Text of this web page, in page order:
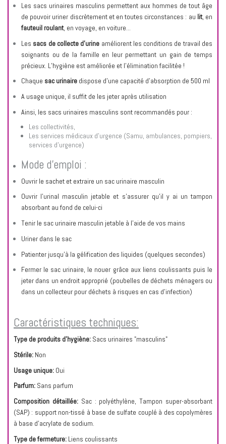
Les sacs urinaires masculins permettent aux hommes de tout âge
de pouvoir uriner discrètement et en toutes circonstances : au lit, en
fauteuil roulant, en voyage, en voiture...
Les sacs de collecte d’urine améliorent les conditions de travail des
soignants ou de la famille en leur permettant un gain de temps
précieux. L’hygiène est améliorée et l’élimination facilitée !
Chaque sac urinaire dispose d’une capacité d'absorption de 500 ml
A usage unique, il suffit de les jeter après utilisation
Ainsi, les sacs urinaires masculins sont recommandés pour :
Les collectivités,
Les services médicaux d’urgence (Samu, ambulances, pompiers,
services d’urgence)
Mode d'emploi :
Ouvrir le sachet et extraire un sac urinaire masculin
Ouvrir l’urinal masculin jetable et s’assurer qu'il y ai un tampon
absorbant au fond de celui-ci
Tenir le sac urinaire masculin jetable à l’aide de vos mains
Uriner dans le sac
Patienter jusqu’à la gélification des liquides (quelques secondes)
Fermer le sac urinaire, le nouer grâce aux liens coulissants puis le
jeter dans un endroit approprié (poubelles de déchets ménagers ou
dans un collecteur pour déchets à risques en cas d’infection)
Caractéristiques techniques:
Type de produits d'hygiène: Sacs urinaires "masculins"
Stérile: Non
Usage unique: Oui
Parfum: Sans parfum
Composition détaillée:Sac : polyéthylène, Tampon super-absorbant
(SAP) : support non-tissé à base de sulfate couplé à des copolymères
à base d’acrylate de sodium.
Type de fermeture: Liens coulissants